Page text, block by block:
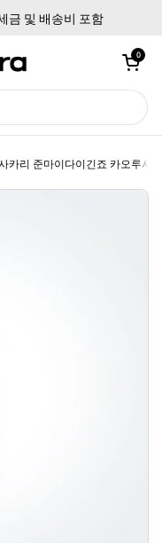
금 및 배송비 포함
카트 열기
0
카리 준마이다이긴죠 카오루시